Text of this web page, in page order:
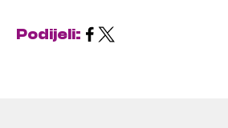
Podijeli: